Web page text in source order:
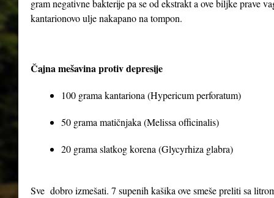
gram negativne bakterije pa se od ekstrakt a ove biljke prave
kantarionovo ulje nakapano na tompon.
Čajna mešavina protiv depresije
100 grama kantariona (Hypericum perforatum)
50 grama matičnjaka (Melissa officinalis)
20 grama slatkog korena (Glycyrhiza glabra)
Sve dobro izmešati. 7 supenih kašika ove smeše preliti sa